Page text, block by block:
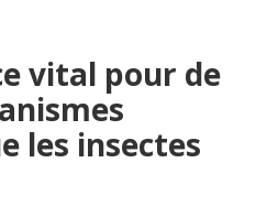
vital pour de
les insectes